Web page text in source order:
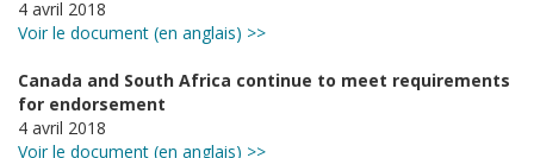
4 avril 2018
Voir le document (en anglais) >>
Canada and South Africa continue to meet requirements
for endorsement
4 avril 2018
Voir le document (en anglais) >>